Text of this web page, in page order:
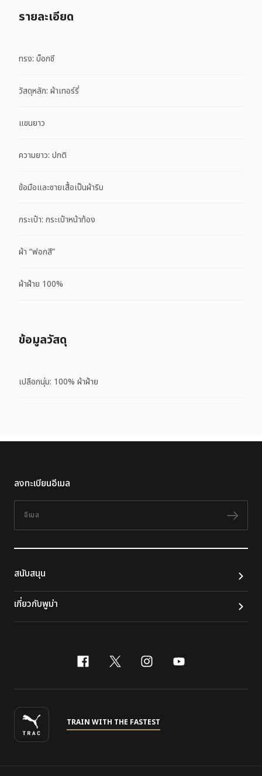
รายละเอียด
ทรง: บ็อกซี
วัสดุหลัก: ผ้าเทอร์รี่
แขนยาว
ความยาว: ปกติ
ข้อมือและชายเสื้อเป็นผ้าริบ
กระเป๋า: กระเป๋าหน้าท้อง
ผ้า “ฟอกสี”
ผ้าฝ้าย 100%
ข้อมูลวัสดุ
เปลือกนุ่ม: 100% ผ้าฝ้าย
ลงทะเบียนอีเมล
ติดต
สนับสนุน
เกี่ยวกับพูม่า
facebook
x-twitter
instagram
youtube
TRAIN WITH THE FASTEST